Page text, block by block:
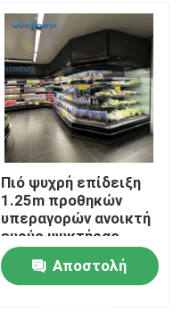
Πιό ψυχρή επίδειξη
1.25m προθηκών
υπεραγορών ανοικτή
ευρύς ψυκτήρας
γραφείου λαχανικών
φρούτωνΑποστολή